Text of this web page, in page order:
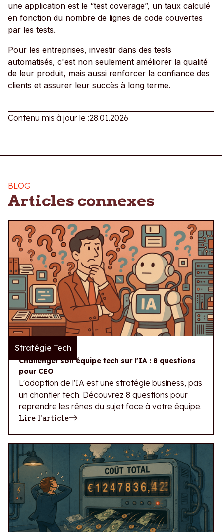
une application est le “test coverage”, un taux calculé
en fonction du nombre de lignes de code couvertes
par les tests.
Pour les entreprises, investir dans des tests
automatisés, c'est non seulement améliorer la qualité
de leur produit, mais aussi renforcer la confiance des
clients et assurer leur succès à long terme.
Contenu mis à jour le :28.01.2026
BLOG
Articles connexes
Stratégie Tech
29.07.2026
Challenger son équipe tech sur l'IA : 8 questions
pour CEO
L'adoption de l'IA est une stratégie business, pas
un chantier tech. Découvrez 8 questions pour
reprendre les rênes du sujet face à votre équipe.
Lire l'article